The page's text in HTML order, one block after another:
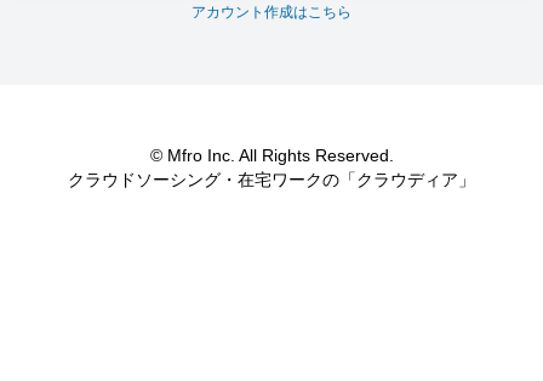
アカウント作成はこちら
© Mfro Inc. All Rights Reserved.
クラウドソーシング・在宅ワークの「クラウディア」